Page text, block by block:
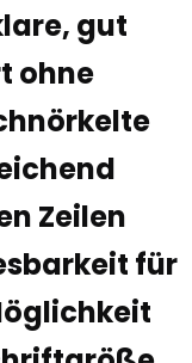
gut
ohne
Zeilen
für